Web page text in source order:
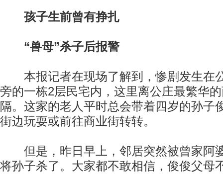
孩子生前曾有挣扎
“兽母”杀子后报警
本报记者在现场了解到，惨剧发生在
旁的一栋2层民宅内，这里离公庄最繁华
隔。这家的老人平时总会带着四岁的孙子
街边玩耍或前往商业街转转。
但是，昨日早上，邻居突然被曾家阿
将孙子杀了。大家都不敢相信，俊俊父母